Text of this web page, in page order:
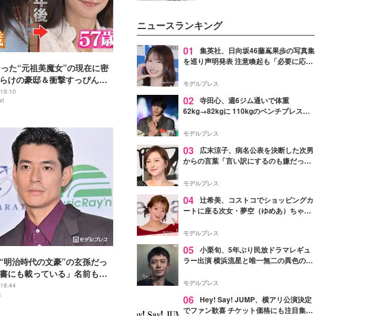
た“元祖美魔女”の現在に密
けの豪邸＆衝撃すっぴん姿
明治時代の文豪”の玄孫だっ
にも載っている」名前も先
ター・茅野しのぶ。一人ひとりの
個性に寄り添い、魅力を引き出す
衣装作りは、多くの女性たちに勇
気と自信を与え続けている。
ニュースランキング
01
集英社、日向坂46藤嶌果歩の写真集
を巡り声明発表 注意喚起も「必要に応じ
モデルプレス
02 寺田心、週6ジム通いで体重
62kg→82kgに 110kgのベンチプレス持
「かっこいい」と反響
モデルプレス
03
広末涼子、病名公表を決断した次男
からの言葉「言い訳にするのも嫌だっ
モデルプレス
04 辻希美、コストコでショッピングカ
ートに座る次女・夢空（ゆめあ）ちゃん
ぎ」「成長を感じる」の声
モデルプレス
05 小栗旬、5年ぶり民放ドラマレギュ
ラー出演 横浜流星と唯一無二の異色のバ
モデルプレス
06 Hey! Say! JUMP、横アリ公演決定
でファン歓喜 チケット価格にも注目集ま